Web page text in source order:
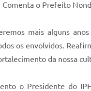
o Prefeito
mais alguns
os envolvidos.
da nossa
o Presidente do